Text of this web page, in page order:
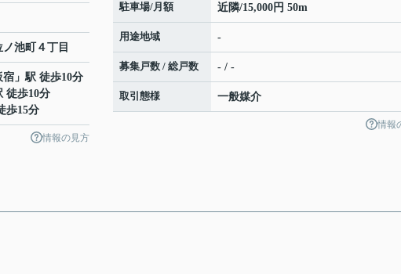
池町 ４丁目
宿 」駅 徒歩10分
徒歩10分
歩15分
情報の見方
駐車場/月額 近隣/15,000円 50m
用途地域 -
募集戸数 / 総戸数 - / -
取引態様 一般媒介
情報